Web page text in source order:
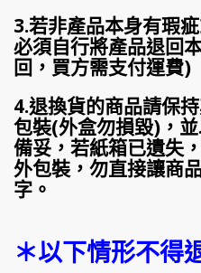
3.若非產品本身有瑕
必須自行將產品退回
回，買方需支付運費)
4.退換貨的商品請保
包裝(外盒勿損毀)，
備妥，若紙箱已遺失
外包裝，勿直接讓商
字。
＊以下情形不得